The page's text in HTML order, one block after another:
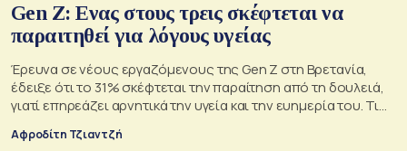
Gen Z: Ενας στους τρεις σκέφτεται να
παραιτηθεί για λόγους υγείας
Έρευνα σε νέους εργαζόμενους της Gen Z στη Βρετανία,
έδειξε ότι το 31% σκέφτεται την παραίτηση από τη δουλειά,
γιατί επηρεάζει αρνητικά την υγεία και την ευημερία του. Τι
Αφροδίτη Τζιαντζή